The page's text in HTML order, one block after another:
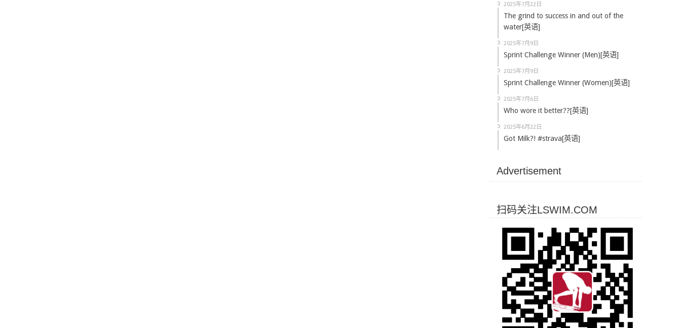
2025年7月22日
The grind to success in and out of the
water[英语]
2025年7月9日
Sprint Challenge Winner (Men)[英语]
2025年7月9日
Sprint Challenge Winner (Women)[英语]
2025年7月6日
Who wore it better??[英语]
2025年6月22日
Got Milk?! #strava[英语]
Advertisement
扫码关注LSWIM.COM